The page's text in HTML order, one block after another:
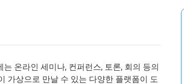
온라인 세미나, 컨퍼런스, 토론, 회의 등의
가상으로 만날 수 있는 다양한 플랫폼이 도